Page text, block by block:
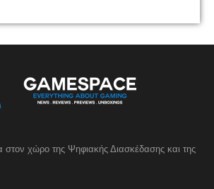
στον χώρο της Ψηφιακής Διασκέδασης και της